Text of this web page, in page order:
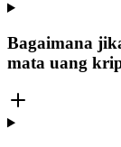
Bagaimana
mata uang